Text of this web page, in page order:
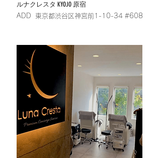
ルナクレスタ KYOJO 原宿
​ADD 東京都渋谷区神宮前1-10-34 #608